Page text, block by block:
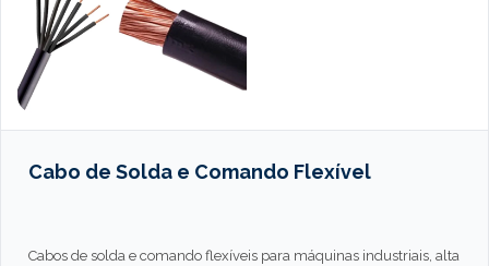
Cabo de Solda e Comando Flexível
Cabos de solda e comando flexíveis para máquinas industriais, alta